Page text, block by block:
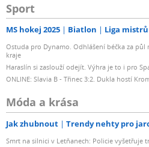
Sport
MS hokej 2025 Biatlon Liga mistrů
Ostuda pro Dynamo. Odhlášení béčka za
kraje
Haraslín si zaslouží odejít. Výhra je to i pro
ONLINE: Slavia B - Třinec 3:2. Dukla hostí
Móda a krása
Jak zhubnout Trendy nehty pro
Smrt na silnici v Letňanech: Policie vyšetřuje